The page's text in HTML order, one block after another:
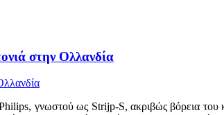
στην Ολλανδία
γνωστού ως Strijp-S, ακριβώς βόρεια